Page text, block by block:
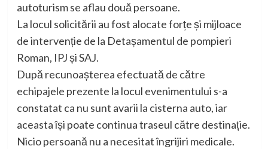
autoturism se aflau două persoane.
La locul solicitării au fost alocate forțe și mijloace
de intervenție de la Detașamentul de pompieri
Roman, IPJ și SAJ.
După recunoașterea efectuată de către
echipajele prezente la locul evenimentului s-a
constatat ca nu sunt avarii la cisterna auto, iar
aceasta își poate continua traseul către destinație.
Nicio persoană nu a necesitat îngrijiri medicale.